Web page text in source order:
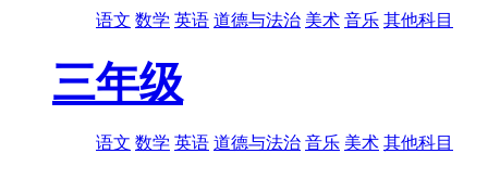
语文 数学 英语 道德与法治 美术 音乐 其他科目
三年级
语文 数学 英语 道德与法治 音乐 美术 其他科目